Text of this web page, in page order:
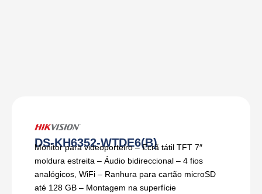
DS-KH6352-WTDE6(B)
Monitor para videoporteiro – Ecrã tátil TFT 7″
moldura estreita – Áudio bidireccional – 4 fios
analógicos, WiFi – Ranhura para cartão microSD
até 128 GB – Montagem na superfície